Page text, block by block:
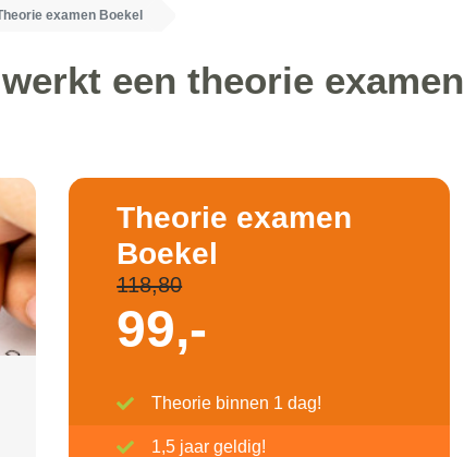
examen Boekel
een theorie
Theorie examen
Boekel
118,80
99,-
Theorie binnen 1 dag!
1,5 jaar geldig!